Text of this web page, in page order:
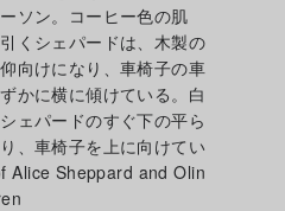
ソン。コーヒー色の肌
くシェパードは、木製の
向けになり、車椅子の車
かに横に傾けている。白
ェパードのすぐ下の平ら
、車椅子を上に向けてい
Sheppard and Olin